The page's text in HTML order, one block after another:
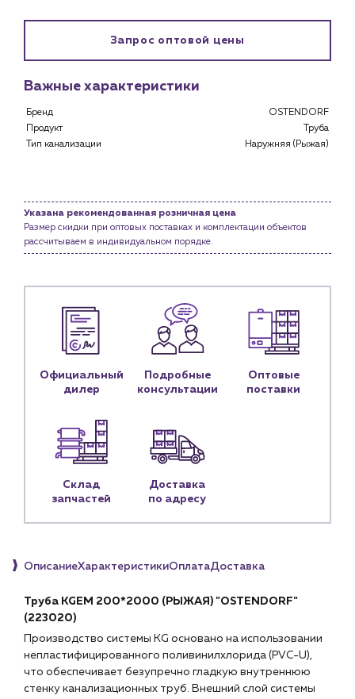
Каталог
Специализированным магазинам
Водоснабжение и теплоснабжение
Портфолио
Новости
Блог
Контакты
Наши партнёры
+7 (918) 070-19-79
Пн – пт: 9:00 – 18:00
г. Краснодар, ул. Российская, 63
Запрос оптовой цены
Важные характеристики
Бренд
OSTENDORF
Продукт
Труба
Тип канализации
Наружняя (Рыжая)
Указана рекомендованная розничная цена
Размер скидки при оптовых поставках и комплектации объектов
рассчитываем в индивидуальном порядке.
Официальный
дилер
Подробные
консультации
Оптовые
поставки
Склад
запчастей
Доставка
по адресу
ОписаниеХарактеристикиОплатаДоставка
Труба KGEM 200*2000 (РЫЖАЯ) "OSTENDORF"
(223020)
Производство системы KG основано на использовании
непластифицированного поливинилхлорида (PVC-U),
что обеспечивает безупречно гладкую внутреннюю
стенку канализационных труб. Внешний слой системы